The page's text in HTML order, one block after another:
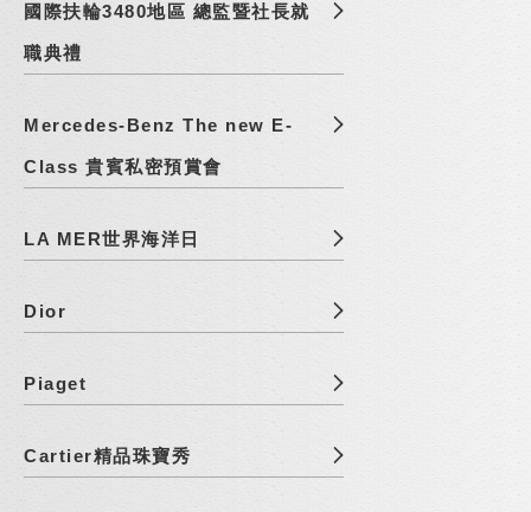
國際扶輪3480地區 總監暨社長就
職典禮
Mercedes-Benz The new E-
Class 貴賓私密預賞會
LA MER世界海洋日
Dior
Piaget
Cartier精品珠寶秀